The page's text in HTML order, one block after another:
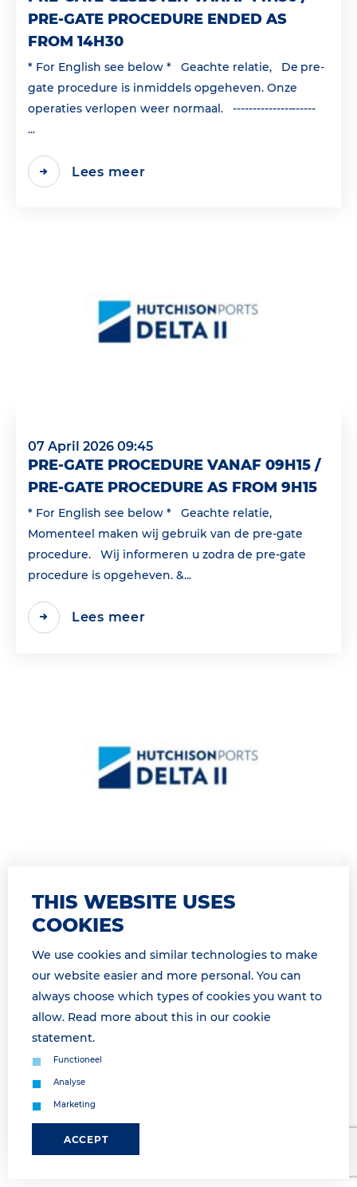
PRE-GATE PROCEDURE ENDED AS
FROM 14H30
* For English see below * Geachte relatie, De pre-
gate procedure is inmiddels opgeheven. Onze
operaties verlopen weer normaal. ---------------------
...
Lees meer
07 April 2026 09:45
PRE-GATE PROCEDURE VANAF 09H15 /
PRE-GATE PROCEDURE AS FROM 9H15
* For English see below * Geachte relatie,
Momenteel maken wij gebruik van de pre-gate
procedure. Wij informeren u zodra de pre-gate
procedure is opgeheven. &...
Lees meer
30 March 2026 11:50
GATE GESLOTEN OP DINSDAG 31
MAART VAN 13H00 TOT 16H45 /GATE
CLOSED TUESDAY, MARCH 31ST FROM
13H00 TO16H45
Geachte relatie, Landzijdige operatie morgen
onderbroken van 14h00 tot 16h45 Dinsdag 31 maart
van 14h00 tot 16h45 is geen landzijdige afhandeling
mogelijk a.g.v. een vakb...
Lees meer
THIS WEBSITE USES
COOKIES
We use cookies and similar technologies to make
our website easier and more personal. You can
always choose which types of cookies you want to
allow. Read more about this in our cookie
statement.
Functioneel
Analyse
Marketing
ACCEPT